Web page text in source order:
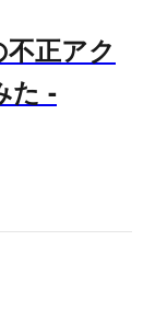
正アク
た -